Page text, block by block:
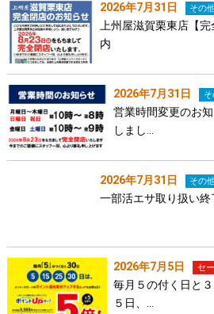
2026年7月31日 その
上州屋滋賀栗東店【
内
2026年7月31日
営業時間変更のお
しまし…
2026年7月31日 その
一部活エサ取り扱い
2026年7月5日 セ
毎月５の付く日と
５日、…